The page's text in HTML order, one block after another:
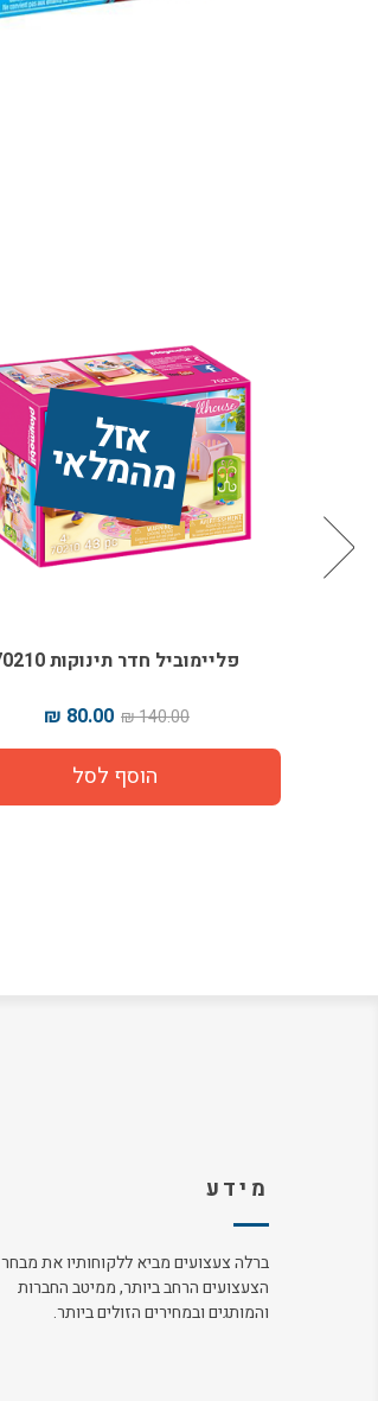
אז
ל
מ
ה
מ
ל
אי
פליימוביל חדר תינוקות 70210
140.00 ₪
80.00 ₪
מידע
ברלה צעצועים מביא ללקוחותיו את מבחר
הצעצועים הרחב ביותר, ממיטב החברות
והמותגים ובמחירים הזולים ביותר.